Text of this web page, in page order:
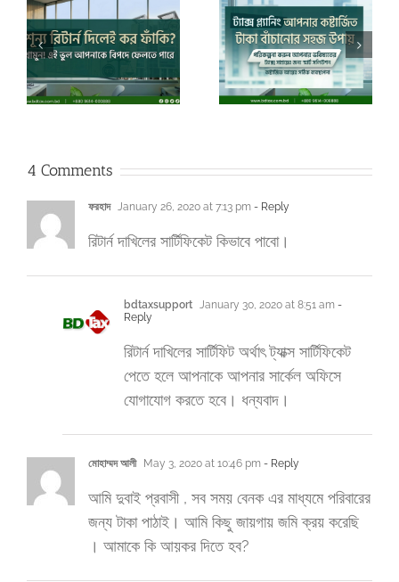
ট্যাক্স প্ল্যানিং: আপনার কষ্টার্জিত
নির্ধারিত সময়ের মধ্যে রিটার্ন
দাখিলে ব্যর্থতায় আর্থিক ক্ষতি কত
হতে পারে?
4 Comments
ফরহাদ January 26, 2020 at 7:13 pm - Reply
রিটার্ন দাখিলের সার্টিফিকেট কিভাবে পাবো।
bdtaxsupport January 30, 2020 at 8:51 am -
Reply
রিটার্ন দাখিলের সার্টিফিট অর্থাৎ ট্যাক্স সার্টিফিকেট
পেতে হলে আপনাকে আপনার সার্কেল অফিসে
যোগাযোগ করতে হবে। ধন্যবাদ।
মোহাম্মদ আলী May 3, 2020 at 10:46 pm - Reply
আমি দুবাই প্রবাসী , সব সময় বেনক এর মাধ্যমে পরিবারের
জন্য টাকা পাঠাই। আমি কিছু জায়গায় জমি ক্রয় করেছি
। আমাকে কি আয়কর দিতে হব?